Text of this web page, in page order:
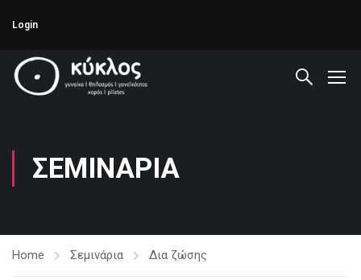
Login
ΣΕΜΙΝΆΡΙΑ
Home Σεμινάρια Δια ζώσης